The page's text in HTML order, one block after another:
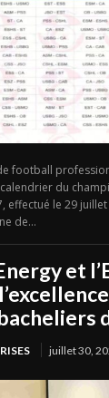
football
du
effectué le 29
de...
et
juillet 30,